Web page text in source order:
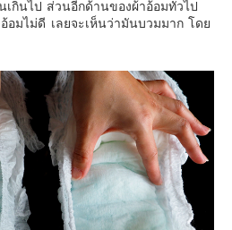
เกินไป ส่วนอีกด้านของผ้าอ้อมทั่วไป
อมไม่ดี เลยจะเห็นว่ามันบวมมาก โดย